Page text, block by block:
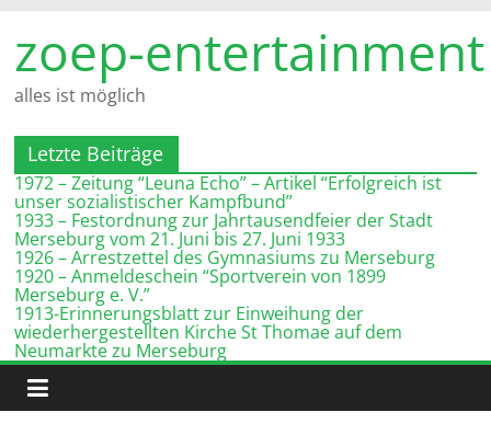
Inhalt
springen
zoep-entertainment
alles ist möglich
Letzte Beiträge
1972 – Zeitung “Leuna Echo” – Artikel “Erfolgreich ist
unser sozialistischer Kampfbund”
1933 – Festordnung zur Jahrtausendfeier der Stadt
Merseburg vom 21. Juni bis 27. Juni 1933
1926 – Arrestzettel des Gymnasiums zu Merseburg
1920 – Anmeldeschein “Sportverein von 1899
Merseburg e. V.”
1913-Erinnerungsblatt zur Einweihung der
wiederhergestellten Kirche St Thomae auf dem
Neumarkte zu Merseburg